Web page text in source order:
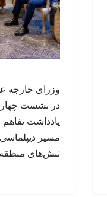
وزرای خارجه
در نشست
یادداشت تفاهم
مسیر
تنش‌های